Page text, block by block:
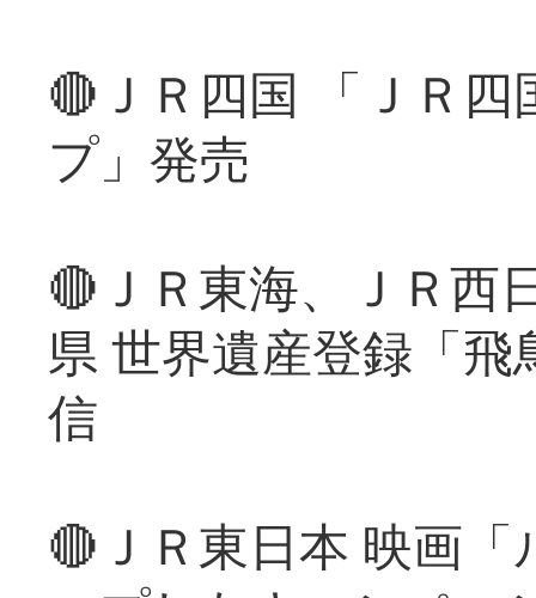
🔴ＪＲ四国 「ＪＲ
プ」発売
🔴ＪＲ東海、ＪＲ西
県 世界遺産登録「
信
🔴ＪＲ東日本 映画